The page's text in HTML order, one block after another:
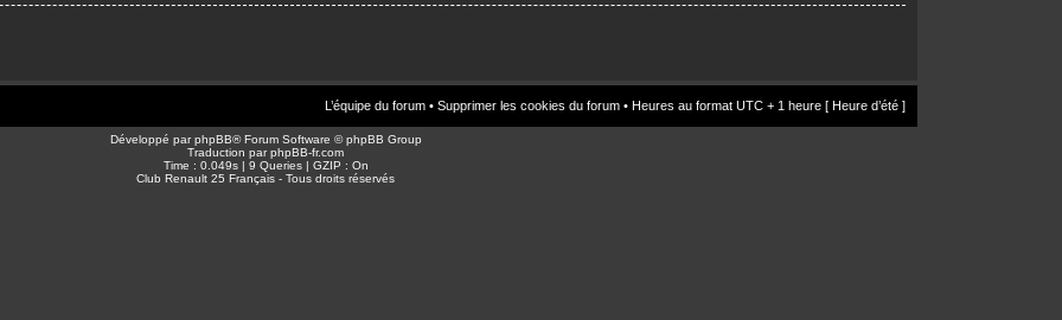
L’équipe du forum • Supprimer les cookies du forum • Heures au format UTC + 1 heure [ Heure d’été ]
Développé parphpBB® Forum Software © phpBB Group
Traduction parphpBB-fr.com
Time : 0.049s | 9 Queries | GZIP : On
Club Renault 25 Français - Tous droits réservés